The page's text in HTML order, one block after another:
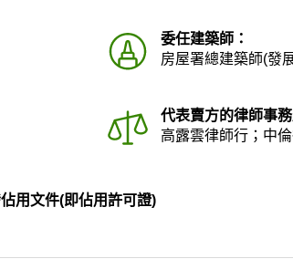
委任建築師：
房屋署總建築師(發
代表賣方的律師事
高露雲律師行；中
用文件(即佔用許可證)